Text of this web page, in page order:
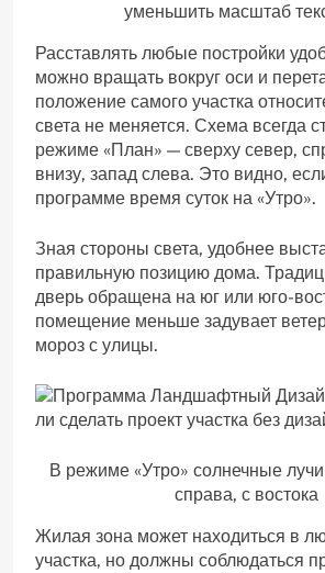
уменьшить масштаб
Расставлять любые постройки
можно вращать вокруг оси и
положение самого участка
света не меняется. Схема всегда
режиме «План» — сверху север,
внизу, запад слева. Это видно,
программе время суток на «Утро».
Зная стороны света, удобнее
правильную позицию дома.
дверь обращена на юг или юго-
помещение меньше задувает
мороз с улицы.
В режиме «Утро» солнечные лучи
справа, с востока
Жилая зона может находиться в
участка, но должны соблюдаться